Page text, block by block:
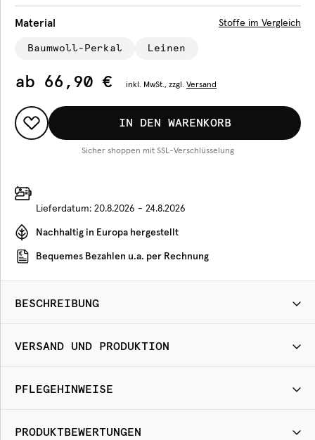
Material Stoffe im Vergleich
Baumwoll-Perkal Leinen
ab 66,90 € inkl. MwSt., zzgl. Versand
IN DEN WARENKORB
Sicher shoppen mit SSL-Verschlüsselung
Lieferdatum: 20.8.2026 - 24.8.2026
Nachhaltig in Europa hergestellt
Bequemes Bezahlen u.a. per Rechnung
BESCHREIBUNG
VERSAND UND PRODUKTION
PFLEGEHINWEISE
PRODUKTBEWERTUNGEN